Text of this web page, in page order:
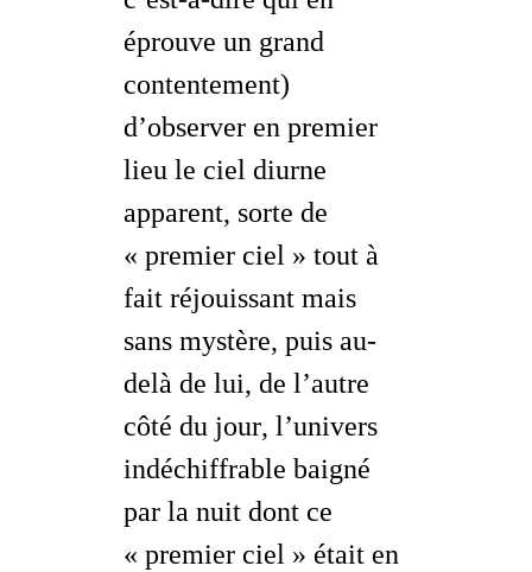
éprouve un grand
contentement)
d’observer en premier
lieu le ciel diurne
apparent, sorte de
« premier ciel » tout à
fait réjouissant mais
sans mystère, puis au-
delà de lui, de l’autre
côté du jour, l’univers
indéchiffrable baigné
par la nuit dont ce
« premier ciel » était en